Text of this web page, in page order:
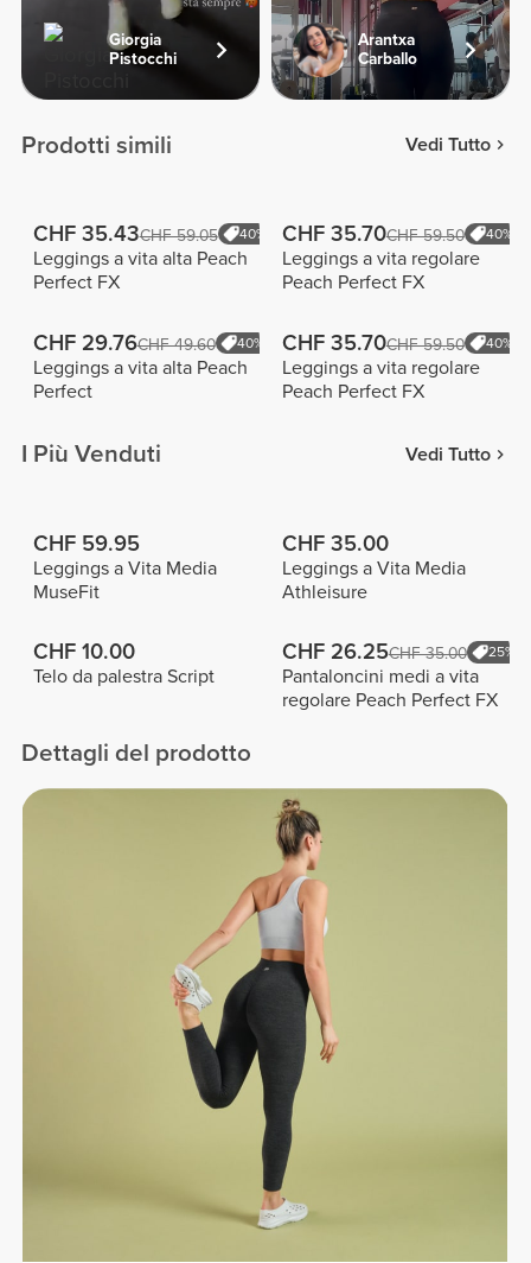
Giorgia
Pistocchi
Arantxa
Carballo
Prodotti simili Vedi Tutto
CHF 35.43CHF 59.05 40%
Leggings a vita alta Peach
Perfect FX
CHF 35.70CHF 59.50 40%
Leggings a vita regolare
Peach Perfect FX
CHF 29.76CHF 49.60 40%
Leggings a vita alta Peach
Perfect
CHF 35.70CHF 59.50 40%
Leggings a vita regolare
Peach Perfect FX
I Più Venduti Vedi Tutto
CHF 59.95
Leggings a Vita Media
MuseFit
CHF 35.00
Leggings a Vita Media
Athleisure
CHF 10.00
Telo da palestra Script
CHF 26.25CHF 35.00 25%
Pantaloncini medi a vita
regolare Peach Perfect FX
Dettagli del prodotto